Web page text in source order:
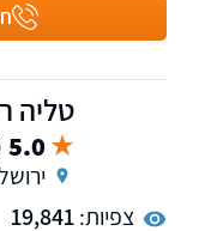
טליה
5.0
(29
צפיות:19,841